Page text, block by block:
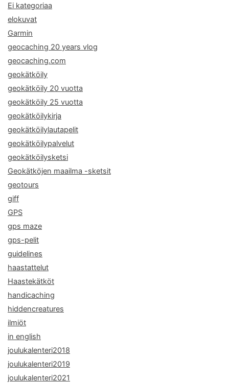
Ei kategoriaa
elokuvat
Garmin
geocaching 20 years vlog
geocaching.com
geokätköily
geokätköily 20 vuotta
geokätköily 25 vuotta
geokätköilykirja
geokätköilylautapelit
geokätköilypalvelut
geokätköilysketsi
Geokätköjen maailma -sketsit
geotours
giff
GPS
gps maze
gps-pelit
guidelines
haastattelut
Haastekätköt
handicaching
hiddencreatures
ilmiöt
in english
joulukalenteri2018
joulukalenteri2019
joulukalenteri2021